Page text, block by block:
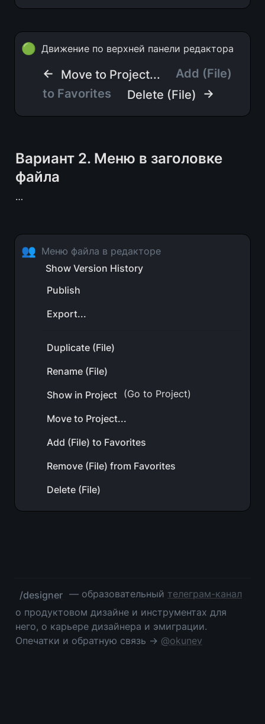
🟢 Движение по верхней панели редактора
← Move to Project...
Add (File)
to Favorites
Delete (File) →
Вариант 2. Меню в заголовке
файла
…
👥 Меню файла в редакторе
Show Version History
Publish
Export...
Duplicate (File)
Rename (File)
Show in Project (Go to Project)
Move to Project...
Add (File) to Favorites
Remove (File) from Favorites
Delete (File)
/designer — образовательный телеграм-канал
о продуктовом дизайне и инструментах для
него, о карьере дизайнера и эмиграции.
Опечатки и обратную связь → @okunev